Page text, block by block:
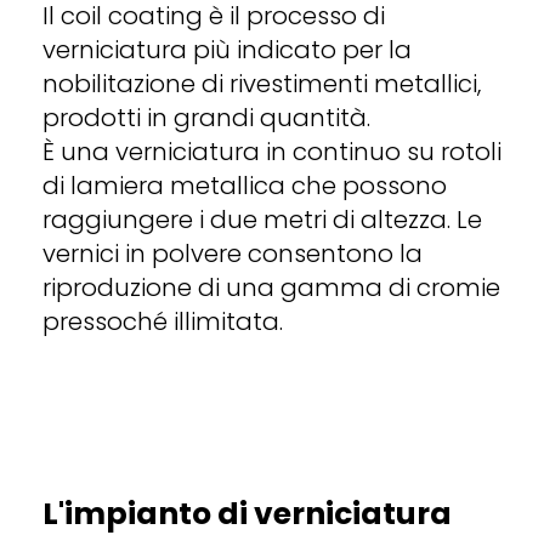
Il coil coating è il processo di
verniciatura più indicato per la
nobilitazione di rivestimenti metallici,
prodotti in grandi quantità.
È una verniciatura in continuo su rotoli
di lamiera metallica che possono
raggiungere i due metri di altezza. Le
vernici in polvere consentono la
riproduzione di una gamma di cromie
pressoché illimitata.
L'impianto di verniciatura